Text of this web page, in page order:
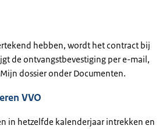
hebben, wordt het contract bij
de ontvangstbevestiging per e-mail,
dossier onder Documenten.
VVO
in hetzelfde kalenderjaar intrekken en